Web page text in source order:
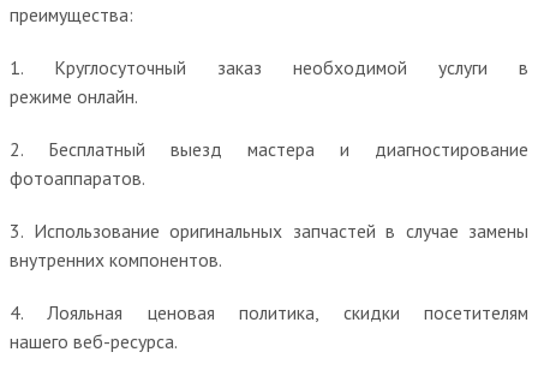
преимущества:
1. Круглосуточный заказ необходимой услуги в
режиме онлайн.
2. Бесплатный выезд мастера и диагностирование
фотоаппаратов.
3. Использование оригинальных запчастей в случае замены
внутренних компонентов.
4. Лояльная ценовая политика, скидки посетителям
нашего веб-ресурса.